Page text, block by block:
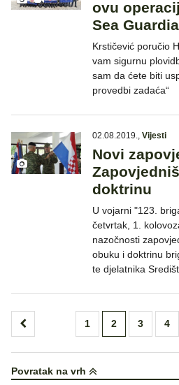
ovu
Sea
Krstičević poručio
vam sigurnu
sam da ćete biti
provedbi zadaća“
02.08.2019., Vijesti
Novi
doktrinu
U vojarni "123.
četvrtak, 1.
nazočnosti
obuku i doktrinu
te djelatnika
Brojevi
objava
1 2 3 4
Povratak na vrh